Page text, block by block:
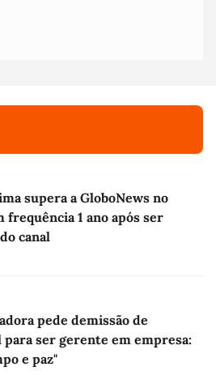
supera a GloboNews no
frequência 1 ano após ser
canal
pede demissão de
ser gerente em empresa:
e paz"